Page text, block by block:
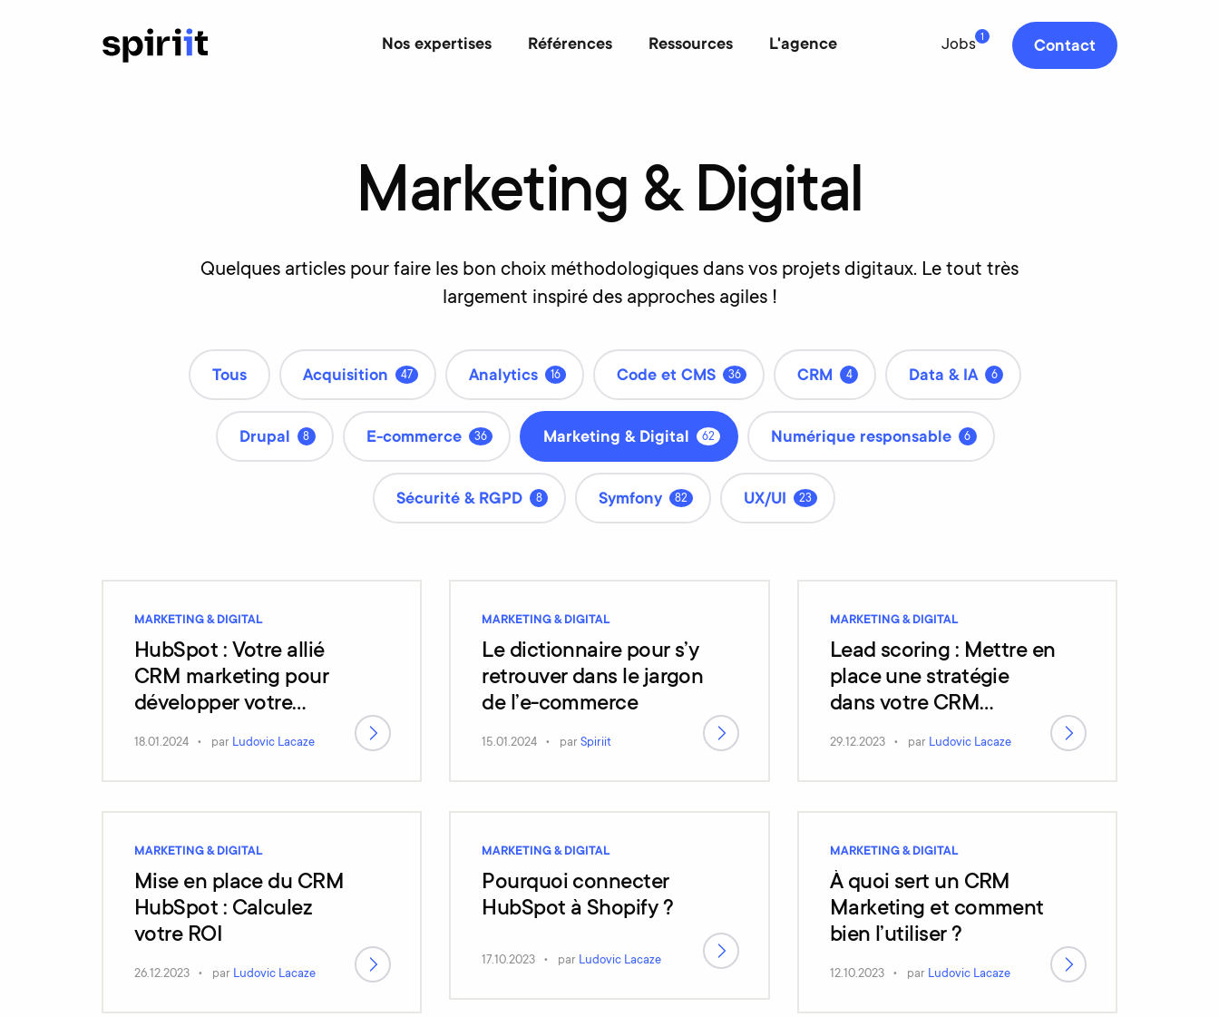
Nos expertises Références Ressources L'agence Jobs 1
Contact
Marketing & Digital
Quelques articles pour faire les bon choix méthodologiques dans vos projets digitaux. Le tout très
largement inspiré des approches agiles !
Tous Acquisition 47 Analytics 16 Code et CMS 36 CRM 4 Data & IA 6
Drupal 8 E-commerce 36 Marketing & Digital 62 Numérique responsable 6
Sécurité & RGPD 8 Symfony 82 UX/UI 23
MARKETING & DIGITAL
HubSpot : Votre allié
CRM marketing pour
développer votre
commerce omnicanal
18.01.2024 par Ludovic Lacaze
MARKETING & DIGITAL
Le dictionnaire pour s’y
retrouver dans le jargon
de l’e-commerce
15.01.2024 parSpiriit
MARKETING & DIGITAL
Lead scoring : Mettre en
place une stratégie
dans votre CRM
HubSpot
29.12.2023 par Ludovic Lacaze
MARKETING & DIGITAL
Mise en place du CRM
HubSpot : Calculez
votre ROI
26.12.2023 par Ludovic Lacaze
MARKETING & DIGITAL
Pourquoi connecter
HubSpot à Shopify ?
17.10.2023 par Ludovic Lacaze
MARKETING & DIGITAL
À quoi sert un CRM
Marketing et comment
bien l’utiliser ?
12.10.2023 par Ludovic Lacaze